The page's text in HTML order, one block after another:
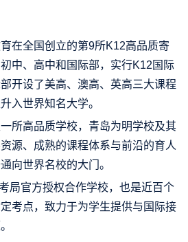
在全国创立的第9所K12高品质寄
中、高中和国际部，实行K12国际
开设了美高、澳高、英高三大课程
入世界知名大学。
所高品质学校，青岛为明学校及其
源、成熟的课程体系与前沿的育人
向世界名校的大门。
局官方授权合作学校，也是近百个
考点，致力于为学生提供与国际接